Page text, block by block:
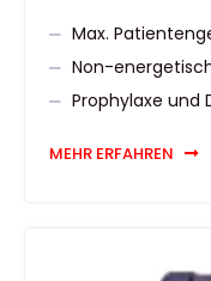
Max.
Non-
Prophylaxe und
MEHR ERFAHREN